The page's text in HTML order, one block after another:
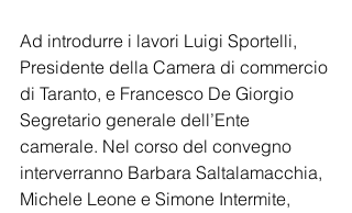
Ad introdurre i lavori Luigi Sportelli,
Presidente della Camera di commercio
di Taranto, e Francesco De Giorgio
Segretario generale dell’Ente
camerale. Nel corso del convegno
interverranno Barbara Saltalamacchia,
Michele Leone e Simone Intermite,